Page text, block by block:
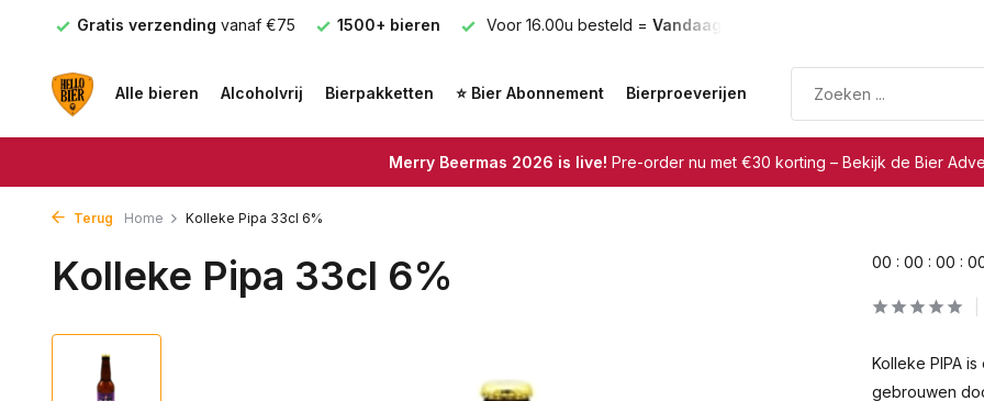
Gratis verzending vanaf €75 1500+ bieren Voor 16.00u besteld = Vandaag verzonden
Alle bieren Alcoholvrij Bierpakketten ⭐ Bier Abonnement Bierproeverijen
Merry Beermas 2026 is live! Pre-order nu met €30 korting – Bekijk de Bier
Terug Home Kolleke Pipa 33cl 6%
Kolleke Pipa 33cl 6% 00 : 00 : 00 : 0
Kolleke PIPA
gebrouwen